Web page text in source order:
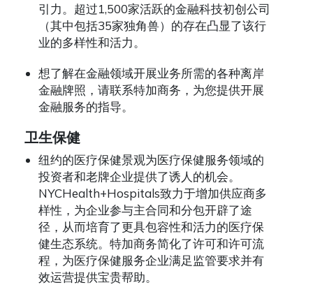
引力。超过1,500家活跃的金融科技初创公司
（其中包括35家独角兽）的存在凸显了该行
业的多样性和活力。
想了解在金融领域开展业务所需的各种离岸
金融牌照，请联系特加商务，为您提供开展
金融服务的指导。
卫生保健
纽约的医疗保健景观为医疗保健服务领域的
投资者和老牌企业提供了诱人的机会。
NYCHealth+Hospitals致力于增加供应商多
样性，为企业参与主合同和分包开辟了途
径，从而培育了更具包容性和活力的医疗保
健生态系统。特加商务简化了许可和许可流
程，为医疗保健服务企业满足监管要求并有
效运营提供宝贵帮助。